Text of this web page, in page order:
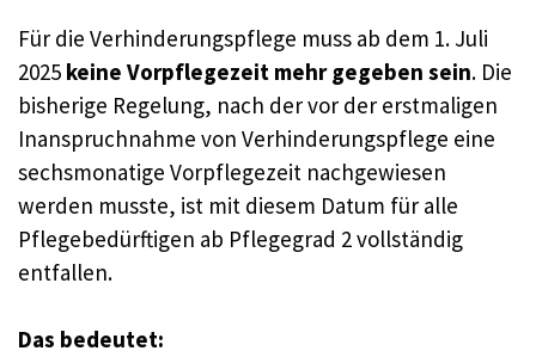
Für die Verhinderungspflege muss ab dem 1. Juli
2025 keine Vorpflegezeit mehr gegeben sein. Die
bisherige Regelung, nach der vor der erstmaligen
Inanspruchnahme von Verhinderungspflege eine
sechsmonatige Vorpflegezeit nachgewiesen
werden musste, ist mit diesem Datum für alle
Pflegebedürftigen ab Pflegegrad 2 vollständig
entfallen.
Das bedeutet: